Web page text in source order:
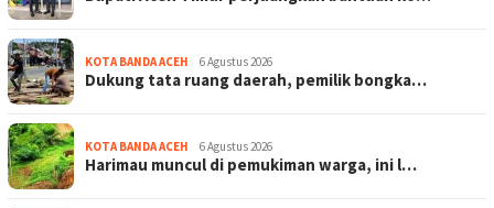
KOTA BANDA ACEH 6 Agustus 2026
Dukung tata ruang daerah, pemilik bongka…
KOTA BANDA ACEH 6 Agustus 2026
Harimau muncul di pemukiman warga, ini l…